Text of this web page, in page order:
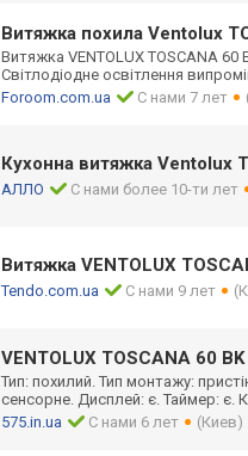
Витяжка похила Ventolux
Витяжка VENTOLUX TOSCANA 60
Світлодіодне освітлення
Foroom.com.ua
С нами 7 лет
Кухонна витяжка Ventolux
АЛЛО С нами более 10-ти лет
Витяжка VENTOLUX
Tendo.com.ua С нами 9 лет
VENTOLUX TOSCANA 60 BK
Тип: похилий. Тип монтажу:
сенсорне. Дисплей: є. Таймер: є.
575.in.ua
С нами 6 лет (Киев)